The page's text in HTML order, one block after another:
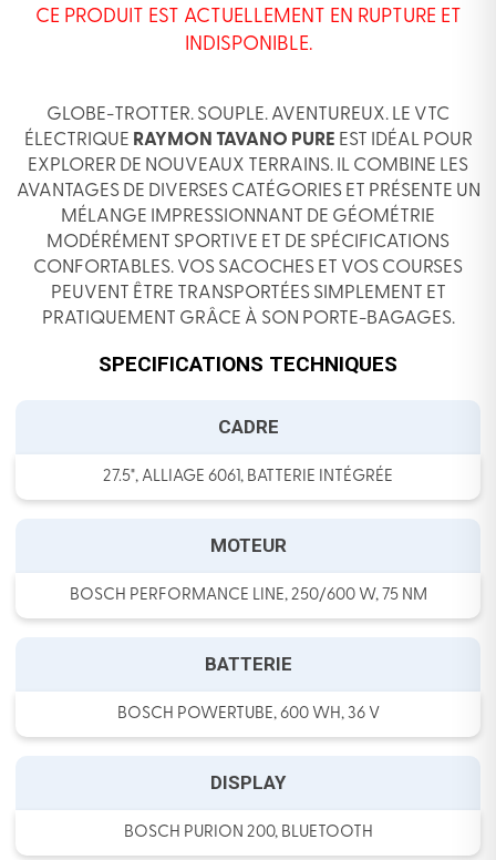
CE PRODUIT EST ACTUELLEMENT EN RUPTURE ET
INDISPONIBLE.
GLOBE-TROTTER. SOUPLE. AVENTUREUX. LE VTC
ÉLECTRIQUE RAYMON TAVANO PURE EST IDÉAL POUR
EXPLORER DE NOUVEAUX TERRAINS. IL COMBINE LES
AVANTAGES DE DIVERSES CATÉGORIES ET PRÉSENTE UN
MÉLANGE IMPRESSIONNANT DE GÉOMÉTRIE
MODÉRÉMENT SPORTIVE ET DE SPÉCIFICATIONS
CONFORTABLES. VOS SACOCHES ET VOS COURSES
PEUVENT ÊTRE TRANSPORTÉES SIMPLEMENT ET
PRATIQUEMENT GRÂCE À SON PORTE-BAGAGES.
SPECIFICATIONS TECHNIQUES
CADRE
27.5", ALLIAGE 6061, BATTERIE INTÉGRÉE
MOTEUR
BOSCH PERFORMANCE LINE, 250/600 W, 75 NM
BATTERIE
BOSCH POWERTUBE, 600 WH, 36 V
DISPLAY
BOSCH PURION 200, BLUETOOTH